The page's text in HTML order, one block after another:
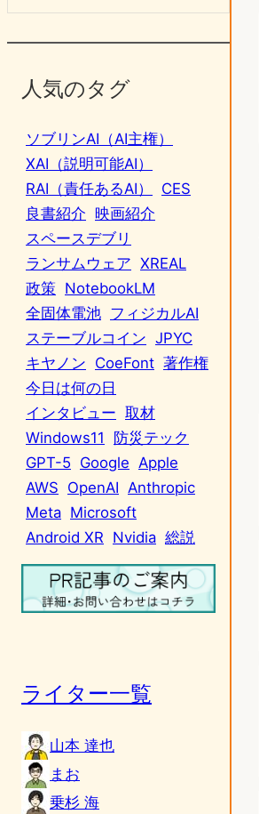
人気のタグ
ソブリンAI（AI主権）
XAI（説明可能AI）
RAI（責任あるAI）
CES
良書紹介 映画紹介
スペースデブリ
ランサムウェア XREAL
政策 NotebookLM
全固体電池 フィジカルAI
ステーブルコイン JPYC
キヤノン CoeFont 著作権
今日は何の日
インタビュー 取材
Windows11
防災テック
GPT-5 Google Apple
AWS OpenAI Anthropic
Meta Microsoft
Android XR Nvidia 総説
ライター一覧
山本 達也
まお
乗杉 海